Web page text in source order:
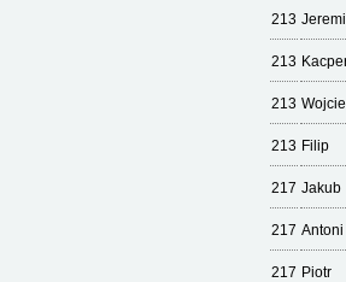
213 Jeremi
213
213
213 Filip
217 Jakub
217 Antoni
217 Piotr